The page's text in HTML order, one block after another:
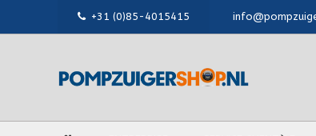
+31 (0)85-4015415